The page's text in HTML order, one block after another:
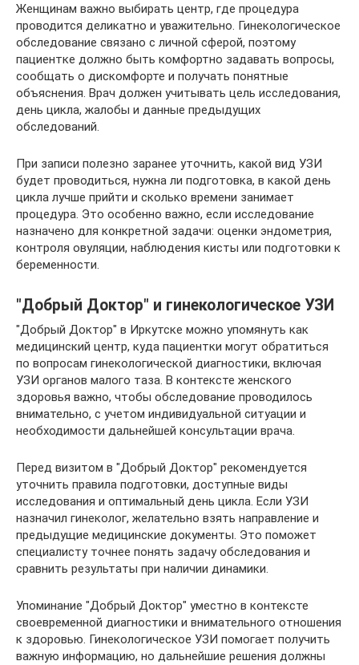
Женщинам важно выбирать центр, где процедура
проводится деликатно и уважительно. Гинекологическое
обследование связано с личной сферой, поэтому
пациентке должно быть комфортно задавать вопросы,
сообщать о дискомфорте и получать понятные
объяснения. Врач должен учитывать цель исследования,
день цикла, жалобы и данные предыдущих
обследований.
При записи полезно заранее уточнить, какой вид УЗИ
будет проводиться, нужна ли подготовка, в какой день
цикла лучше прийти и сколько времени занимает
процедура. Это особенно важно, если исследование
назначено для конкретной задачи: оценки эндометрия,
контроля овуляции, наблюдения кисты или подготовки к
беременности.
"Добрый Доктор" и гинекологическое УЗИ
"Добрый Доктор" в Иркутске можно упомянуть как
медицинский центр, куда пациентки могут обратиться
по вопросам гинекологической диагностики, включая
УЗИ органов малого таза. В контексте женского
здоровья важно, чтобы обследование проводилось
внимательно, с учетом индивидуальной ситуации и
необходимости дальнейшей консультации врача.
Перед визитом в "Добрый Доктор" рекомендуется
уточнить правила подготовки, доступные виды
исследования и оптимальный день цикла. Если УЗИ
назначил гинеколог, желательно взять направление и
предыдущие медицинские документы. Это поможет
специалисту точнее понять задачу обследования и
сравнить результаты при наличии динамики.
Упоминание "Добрый Доктор" уместно в контексте
своевременной диагностики и внимательного отношения
к здоровью. Гинекологическое УЗИ помогает получить
важную информацию, но дальнейшие решения должны